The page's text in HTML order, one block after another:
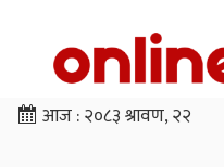
आज :२०८३ श्रावण, २२